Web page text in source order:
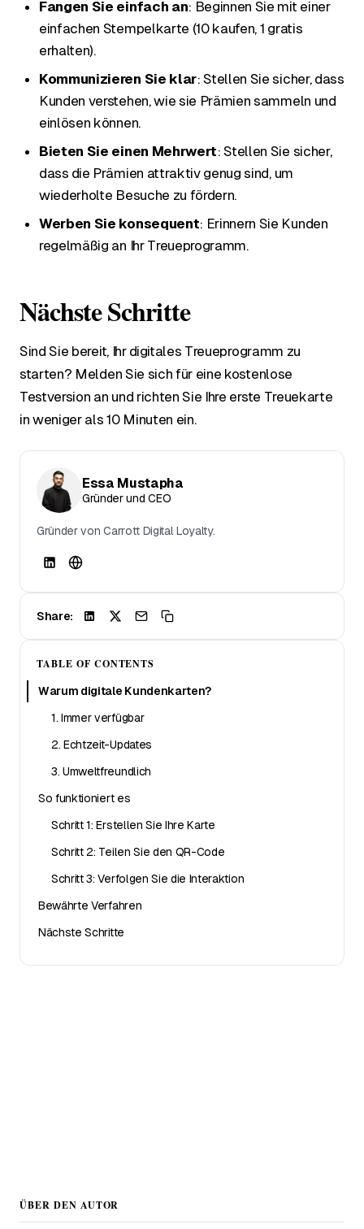
Fangen Sie einfach an: Beginnen Sie mit einer
einfachen Stempelkarte (10 kaufen, 1 gratis
erhalten).
Kommunizieren Sie klar: Stellen Sie sicher, dass
Kunden verstehen, wie sie Prämien sammeln und
einlösen können.
Bieten Sie einen Mehrwert: Stellen Sie sicher,
dass die Prämien attraktiv genug sind, um
wiederholte Besuche zu fördern.
Werben Sie konsequent: Erinnern Sie Kunden
regelmäßig an Ihr Treueprogramm.
Nächste Schritte
Sind Sie bereit, Ihr digitales Treueprogramm zu
starten? Melden Sie sich für eine kostenlose
Testversion an und richten Sie Ihre erste Treuekarte
in weniger als 10 Minuten ein.
Essa Mustapha
Gründer und CEO
Gründer von Carrott Digital Loyalty.
Share:
TABLE OF CONTENTS
Warum digitale Kundenkarten?
1. Immer verfügbar
2. Echtzeit-Updates
3. Umweltfreundlich
So funktioniert es
Schritt 1: Erstellen Sie Ihre Karte
Schritt 2: Teilen Sie den QR-Code
Schritt 3: Verfolgen Sie die Interaktion
Bewährte Verfahren
Nächste Schritte
ÜBER DEN AUTOR